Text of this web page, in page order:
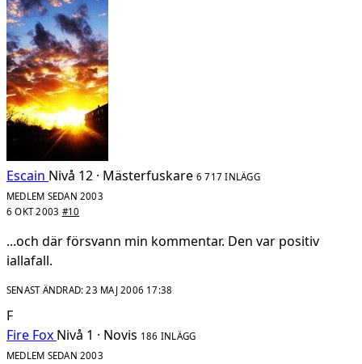
Escain Nivå 12 · Mästerfuskare 6 717 INLÄGG
MEDLEM SEDAN 2003
6 OKT 2003 #10
...och där försvann min kommentar. Den var positiv
iallafall.
SENAST ÄNDRAD:23 MAJ 2006 17:38
F
Fire Fox Nivå 1 · Novis 186 INLÄGG
MEDLEM SEDAN 2003